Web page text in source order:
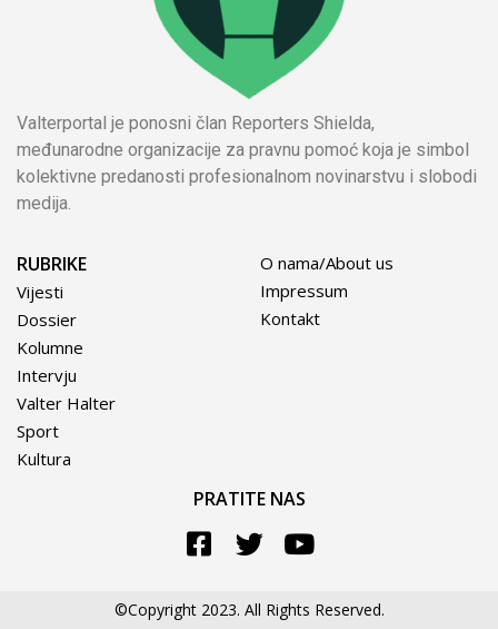
Valterportal je ponosni član Reporters Shielda,
međunarodne organizacije za pravnu pomoć koja je simbol
kolektivne predanosti profesionalnom novinarstvu i slobodi
medija.
RUBRIKE
Vijesti
Dossier
Kolumne
Intervju
Valter Halter
Sport
Kultura
O nama/About us
Impressum
Kontakt
PRATITE NAS
©Copyright 2023. All Rights Reserved.